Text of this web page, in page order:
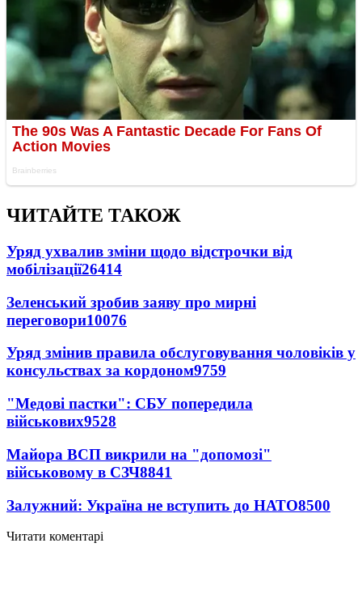
ЧИТАЙТЕ ТАКОЖ
Уряд ухвалив зміни щодо відстрочки від
мобілізації26414
Зеленський зробив заяву про мирні
переговори10076
Уряд змінив правила обслуговування чоловіків у
консульствах за кордоном9759
"Медові пастки": СБУ попередила
військових9528
Майора ВСП викрили на "допомозі"
військовому в СЗЧ8841
Залужний: Україна не вступить до НАТО8500
Читати коментарі